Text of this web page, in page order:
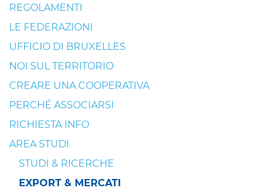
REGOLAMENTI
LE FEDERAZIONI
UFFICIO DI BRUXELLES
NOI SUL TERRITORIO
CREARE UNA COOPERATIVA
PERCHÉ ASSOCIARSI
RICHIESTA INFO
AREA STUDI
STUDI & RICERCHE
EXPORT & MERCATI